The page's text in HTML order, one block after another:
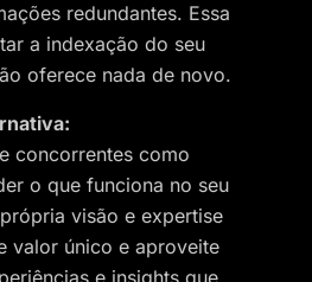
redundantes. Essa
a indexação do seu
oferece nada de novo.
concorrentes como
o que funciona no seu
visão e expertise
valor único e aproveite
e insights que